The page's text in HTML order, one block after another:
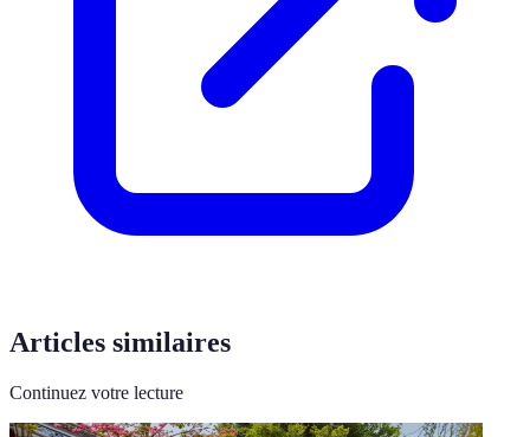
Articles similaires
Continuez votre lecture